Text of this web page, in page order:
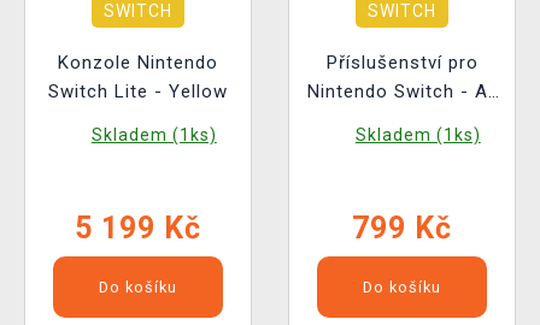
SWITCH
Konzole Nintendo
Switch Lite - Yellow
Skladem (1ks)
5 199 Kč
Do košíku
SWITCH
Příslušenství pro
Nintendo Switch - All
Skladem (1ks)
799 Kč
Do košíku